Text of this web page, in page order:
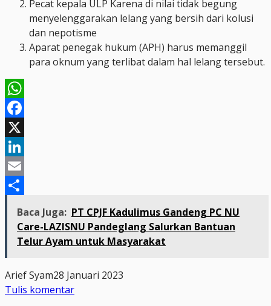
Pecat kepala ULP Karena di nilai tidak begung
menyelenggarakan lelang yang bersih dari kolusi
dan nepotisme
Aparat penegak hukum (APH) harus memanggil
para oknum yang terlibat dalam hal lelang tersebut.
WhatsApp
Facebook
X
LinkedIn
Email
Baca Juga: PT CPJF Kadulimus Gandeng PC NU
Care-LAZISNU Pandeglang Salurkan Bantuan
Telur Ayam untuk Masyarakat
Arief Syam28 Januari 2023
Tulis komentar